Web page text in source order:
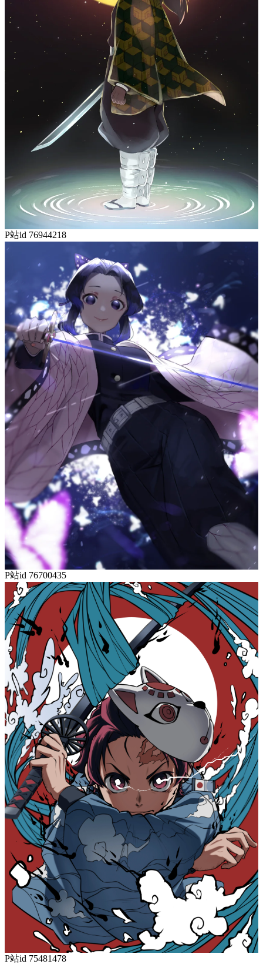
P站id 76944218
P站id 76700435
P站id 75481478